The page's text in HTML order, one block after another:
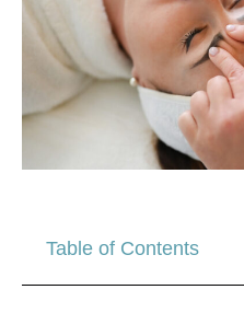
Table of Contents